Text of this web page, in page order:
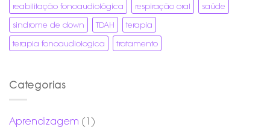
reabilitação fonoaudiológica
respiração oral
saúde
sindrome de down
TDAH
terapia
terapia fonoaudiologica
tratamento
Categorias
Aprendizagem (1)